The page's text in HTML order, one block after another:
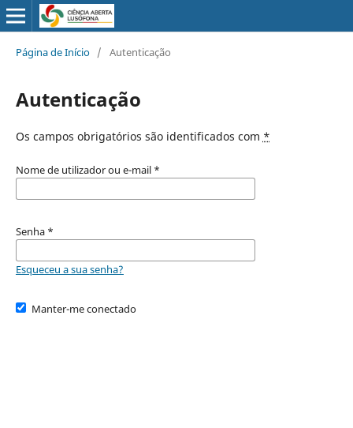
Página de Início / Autenticação
Autenticação
Os campos obrigatórios são identificados com *
Nome de utilizador ou e-mail *
Senha *
Esqueceu a sua senha?
Manter-me conectado